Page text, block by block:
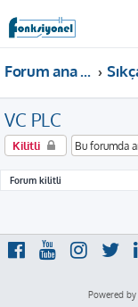
Forum ana sayfa
VC PLC
Kilitli
Forum kilitli
Powered by